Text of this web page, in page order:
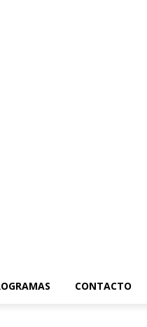
CONTACTO